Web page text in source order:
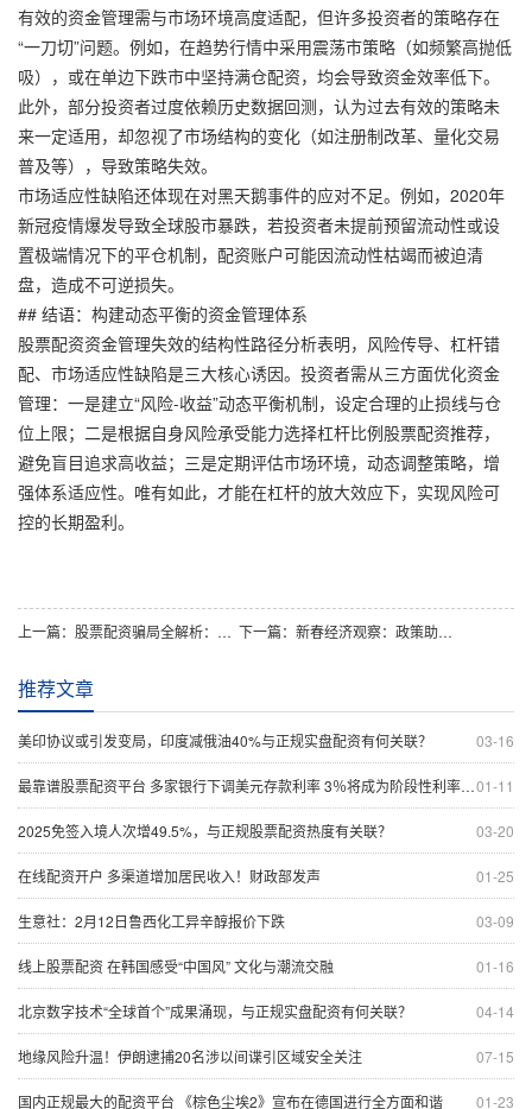
有效的资金管理需与市场环境高度适配，但许多投资者的策略存在
“一刀切”问题。例如，在趋势行情中采用震荡市策略（如频繁高抛低
吸），或在单边下跌市中坚持满仓配资，均会导致资金效率低下。
此外，部分投资者过度依赖历史数据回测，认为过去有效的策略未
来一定适用，却忽视了市场结构的变化（如注册制改革、量化交易
普及等），导致策略失效。
市场适应性缺陷还体现在对黑天鹅事件的应对不足。例如，2020年
新冠疫情爆发导致全球股市暴跌，若投资者未提前预留流动性或设
置极端情况下的平仓机制，配资账户可能因流动性枯竭而被迫清
盘，造成不可逆损失。
## 结语：构建动态平衡的资金管理体系
股票配资资金管理失效的结构性路径分析表明，风险传导、杠杆错
配、市场适应性缺陷是三大核心诱因。投资者需从三方面优化资金
管理：一是建立“风险-收益”动态平衡机制，设定合理的止损线与仓
位上限；二是根据自身风险承受能力选择杠杆比例股票配资推荐，
避免盲目追求高收益；三是定期评估市场环境，动态调整策略，增
强体系适应性。唯有如此，才能在杠杆的放大效应下，实现风险可
控的长期盈利。
上一篇： 股票配资骗局全解析：常见套路与投资者避坑指南 下一篇： 新春经济观察：政策助力，多行业马力全开冲刺增长
推荐文章
03-16
美印协议或引发变局，印度减俄油40%与正规实盘配资有何关联？
01-11
最靠谱股票配资平台 多家银行下调美元存款利率 3％将成为阶段性利率高点
03-20
2025免签入境人次增49.5%，与正规股票配资热度有关联？
01-25
在线配资开户 多渠道增加居民收入！财政部发声
03-09
生意社：2月12日鲁西化工异辛醇报价下跌
01-16
线上股票配资 在韩国感受“中国风” 文化与潮流交融
04-14
北京数字技术“全球首个”成果涌现，与正规实盘配资有何关联？
07-15
地缘风险升温！伊朗逮捕20名涉以间谍引区域安全关注
01-23
国内正规最大的配资平台 《棕色尘埃2》宣布在德国进行全方面和谐